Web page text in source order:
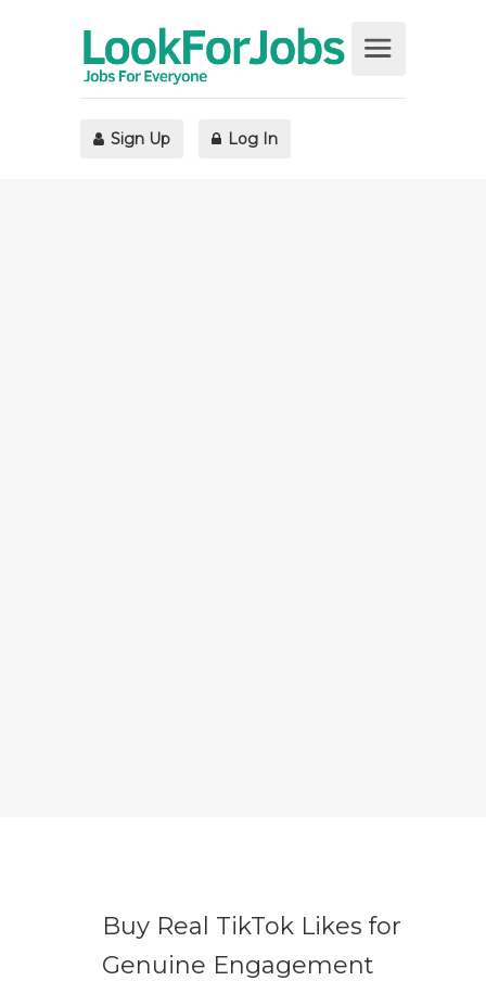
Sign Up Log In
Buy Real TikTok Likes for
Genuine Engagement